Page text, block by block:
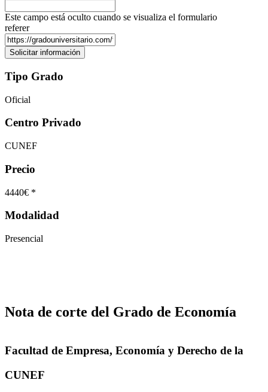
Este campo está oculto cuando se visualiza el formulario
referer
Tipo Grado
Oficial
Centro Privado
CUNEF
Precio
4440€ *
Modalidad
Presencial
Nota de corte del Grado de Economía
Facultad de Empresa, Economía y Derecho de la
CUNEF